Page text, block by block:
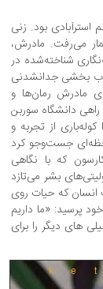
بود. زنی
می‌رفت. مادرش،
شناخته‌شده در
بخشی جدانشدنی
مادرش رمان‌ها و
دانشگاه سوربن
از تجربه و
جست‌وجو کرد
که با نگاهی
بشر می‌تازد
انسان که حیات روی
پرسید: «ما داریم
های دیگر را برای